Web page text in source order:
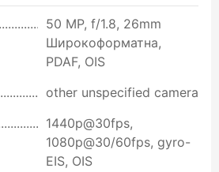
50 MP, f/1.8, 26mm
Широкоформатна,
PDAF, OIS
other unspecified camera
1440p@30fps,
1080p@30/60fps, gyro-
EIS, OIS